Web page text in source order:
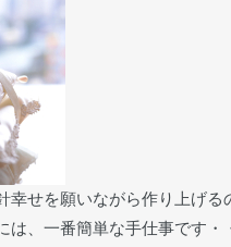
せを願いながら作り上げる
、一番簡単な手仕事です・